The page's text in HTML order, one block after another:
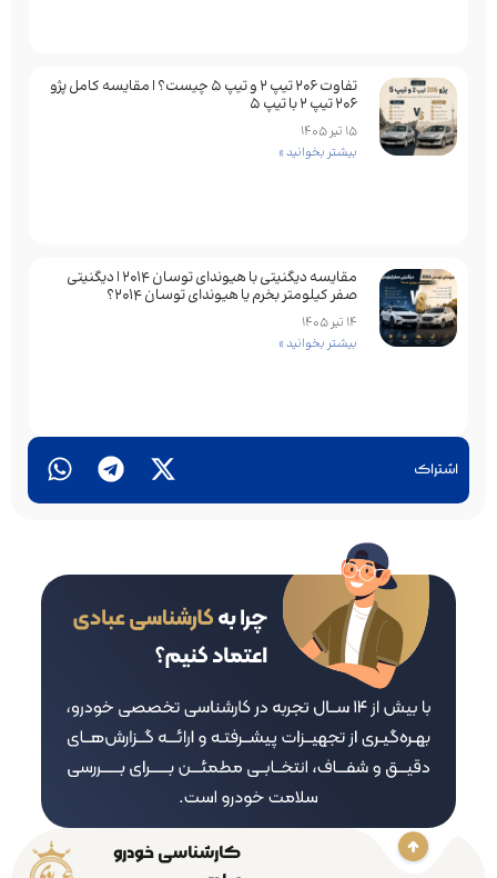
اشتراک
تفاوت ۲۰۶ تیپ ۲ و تیپ ۵ چیست؟ | مقایسه کامل پژو
۲۰۶ تیپ ۲ با تیپ ۵
15 تیر 1405
بیشتر بخوانید »
مقایسه دیگنیتی با هیوندای توسان 2014 | دیگنیتی
صفر کیلومتر بخرم یا هیوندای توسان 2014؟
14 تیر 1405
بیشتر بخوانید »
کارشناسی خودرو